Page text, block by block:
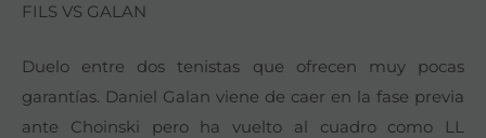
FILS VS GALAN
Duelo entre dos tenistas que ofrecen muy pocas
garantías. Daniel Galan viene de caer en la fase previa
ante Choinski pero ha vuelto al cuadro como LL